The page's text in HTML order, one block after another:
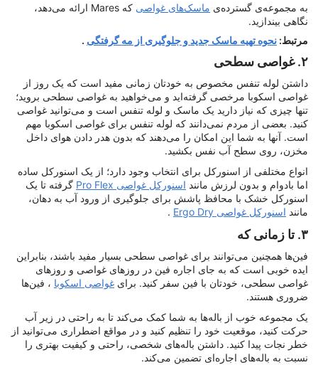
به مجموعه‌ی گسترده‌ی ماسک‌های غواصی
که Mares ارائه می‌دهد،
نگاهی بیندازید.
مرتبط: نحوه تهیه ماسک جدید و جلوگیری از مه گرفتگی .
۲. غواصی سطحی
داشتن لوله تنفس مخصوص به خودتان زمانی مفید است که یک روز از
غواصی اسکوبا مرخصی گرفته‌اید و می‌خواهید به غواصی سطحی بروید؛
تنها چیزی که نیاز دارید یک ماسک و لوله تنفس است و می‌توانید غواصی
کنید. بعضی از مردم نمی‌دانند که لوله تنفس برای غواصی اسکوبا مهم
است. آنها به شما این امکان را می‌دهند که بدون هدر دادن هوای داخل
مخزن، روی سطح آب نفس بکشید.
انواع مختلفی از اسنورکل برای انتخاب وجود دارد؛ از یک اسنورکل ساده
اما بادوام و بدون لرزش مانند اسنورکل غواصی Pro Flex
گرفته تا یک
اسنورکل خشک با محافظ پاشش برای جلوگیری از ورود آب به دهان،
مانند اسنورکل غواصی Ergo Dry .
۳. تا زمانی که
فین‌ها همچنین می‌توانند برای غواصی سطحی بسیار مفید باشند، بنابراین
ایده خوبی است که به جای اجاره فین در روزهای غواصی و روزهای
غواصی سطحی، خودتان با فین سفر کنید. برای غواصی اسکوبا ، فین‌ها
ضروری هستند.
یک مجموعه خوب از باله‌ها به شما کمک می‌کند تا به راحتی در زیر آب
حرکت کنید، موقعیت خود را تنظیم کنید و در مواقع اضطراری می‌توانید از
خطر نجات پیدا کنید. داشتن باله‌های شخصی، راحتی و کیفیت بهتری را
نسبت به باله‌های اجاره‌ای تضمین می‌کند.